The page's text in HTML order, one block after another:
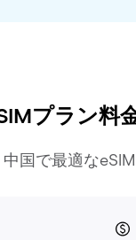
プラン料
国で最適なeSIM